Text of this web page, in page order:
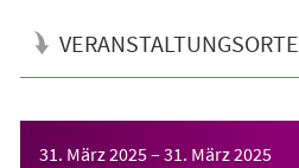
VERANSTALTUNGSORTE
31. März 2025– 31. März 2025